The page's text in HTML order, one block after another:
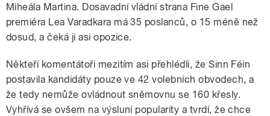
Miheála Martina. Dosavadní vládní strana Fine Gael
premiéra Lea Varadkara má 35 poslanců, o 15 méně než
dosud, a čeká ji asi opozice.
Někteří komentátoři mezitím asi přehlédli, že Sinn Féin
postavila kandidáty pouze ve 42 volebních obvodech, a
že tedy nemůže ovládnout sněmovnu se 160 křesly.
Vyhřívá se ovšem na výsluní popularity a tvrdí, že chce